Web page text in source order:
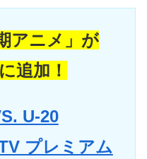
アニメ」が
追加！
U-20
プレミアム